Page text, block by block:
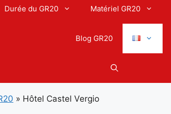
Durée du GR20 Matériel GR20
Blog GR20
» Hôtel Castel Vergio